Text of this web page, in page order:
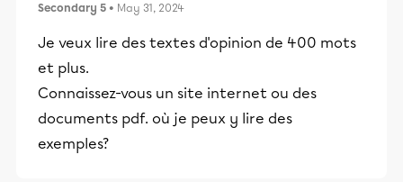
Secondary 5 • May 31, 2024
Je veux lire des textes d'opinion de 400 mots
et plus.
Connaissez-vous un site internet ou des
documents pdf. où je peux y lire des
exemples?